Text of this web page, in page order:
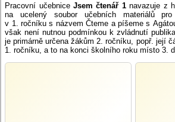
Pracovní učebniceJsem čtenář 1navazuje z
na ucelený soubor učebních materiálů
v 1. ročníku s názvem Čteme a píšeme s
však není nutnou podmínkou k zvládnutí
je primárně určena žákům 2. ročníku, popř. její
1. ročníku, a to na konci školního roku místo 3.